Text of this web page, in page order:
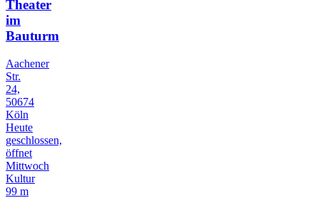
Theater
im
Bauturm
Aachener
Str.
24,
50674
Köln
Heute
geschlossen,
öffnet
Mittwoch
Kultur
99 m